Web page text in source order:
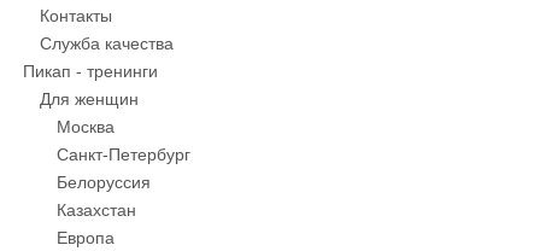
Контакты
Служба качества
Пикап - тренинги
Для женщин
Москва
Санкт-Петербург
Белоруссия
Казахстан
Европа